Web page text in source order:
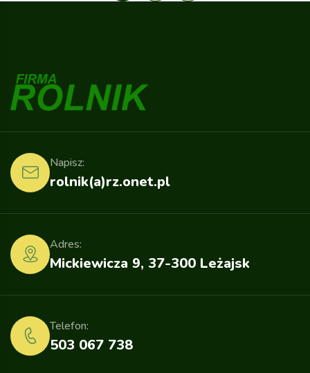
rolnik(a)rz.onet.pl
Napisz:
Mickiewicza 9, 37-300 Leżajsk
Adres:
503 067 738
Telefon: